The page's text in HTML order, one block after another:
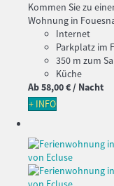
Kommen Sie zu
Wohnung in
Internet
Parkplatz im
350 m zum
Küche
Ab58,00 €/ Nacht
+ INFO